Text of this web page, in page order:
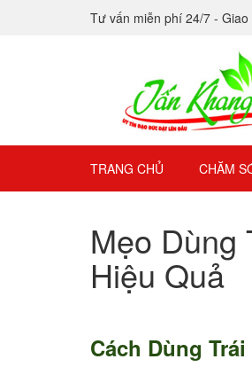
Tư vấn miễn phí 24/7 -
TRANG CHỦ CHĂM
Mẹo Dùng
Hiệu Quả
Cách Dùng